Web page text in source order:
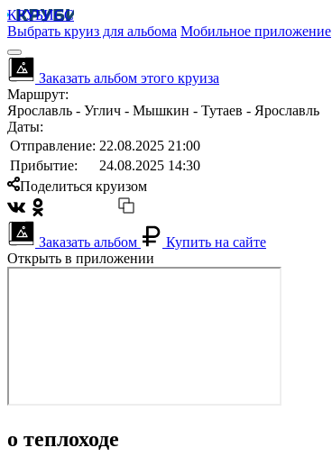
КРУБИСС
Выбрать круиз для альбома Мобильное приложение
Заказать альбом этого круиза
Маршрут:
Ярославль - Углич - Мышкин - Тутаев - Ярославль
Даты:
Отправление: 22.08.2025 21:00
Прибытие:
24.08.2025 14:30
Поделиться круизом
Заказать альбом
Купить на сайте
Открыть в приложении
о теплоходе